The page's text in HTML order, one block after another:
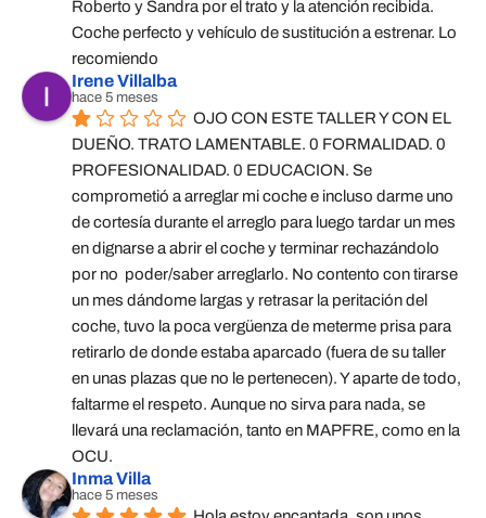
Roberto y Sandra por el trato y la atención recibida.
Coche perfecto y vehículo de sustitución a estrenar. Lo
recomiendo
Irene Villalba
hace 5 meses
OJO CON ESTE TALLER Y CON EL
DUEÑO. TRATO LAMENTABLE. 0 FORMALIDAD. 0
PROFESIONALIDAD. 0 EDUCACION. Se
comprometió a arreglar mi coche e incluso darme uno
de cortesía durante el arreglo para luego tardar un mes
en dignarse a abrir el coche y terminar rechazándolo
por no  poder/saber arreglarlo. No contento con tirarse
un mes dándome largas y retrasar la peritación del
coche, tuvo la poca vergüenza de meterme prisa para
retirarlo de donde estaba aparcado (fuera de su taller
en unas plazas que no le pertenecen). Y aparte de todo,
faltarme el respeto. Aunque no sirva para nada, se
llevará una reclamación, tanto en MAPFRE, como en la
OCU.
Inma Villa
hace 5 meses